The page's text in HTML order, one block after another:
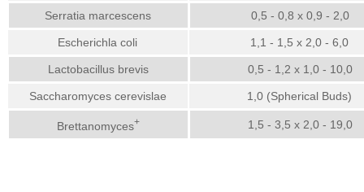
Serratia marcescens 0,5 - 0,8 x 0,9 - 2,0
Escherichla coli 1,1 - 1,5 x 2,0 - 6,0
Lactobacillus brevis 0,5 - 1,2 x 1,0 - 10,0
Saccharomyces cerevislae 1,0 (Spherical Buds)
Brettanomyces+ 1,5 - 3,5 x 2,0 - 19,0